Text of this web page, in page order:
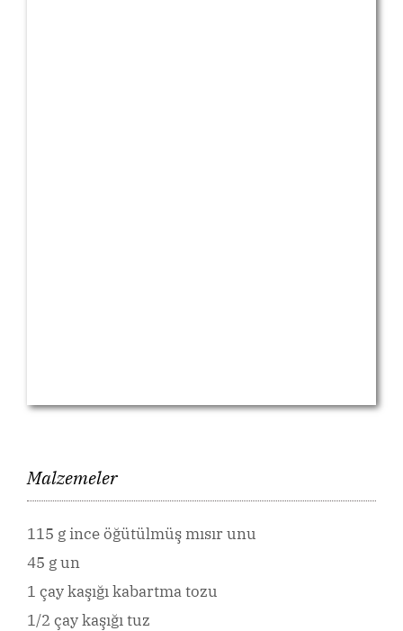
Malzemeler
115 g ince öğütülmüş mısır unu
45 g un
1 çay kaşığı kabartma tozu
1/2 çay kaşığı tuz